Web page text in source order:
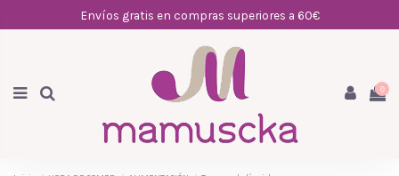
Envíos gratis en compras superiores a 60€
0